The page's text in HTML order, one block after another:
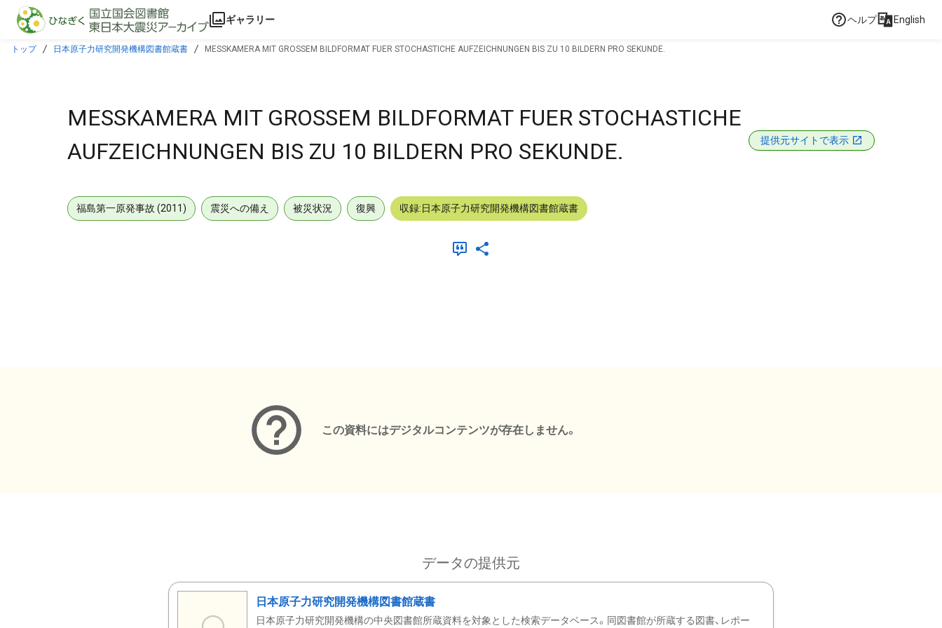
本文に飛ぶ
ギャラリー ヘルプ English
トップ 日本原子力研究開発機構図書館蔵書 MESSKAMERA MIT GROSSEM BILDFORMAT FUER STOCHASTICHE AUFZEICHNUNGEN BIS ZU 10 BILDERN PRO SEKUNDE.
MESSKAMERA MIT GROSSEM BILDFORMAT FUER STOCHASTICHE
AUFZEICHNUNGEN BIS ZU 10 BILDERN PRO SEKUNDE.
提供元サイトで表示
福島第一原発事故 (2011) 震災への備え 被災状況 復興 収録:日本原子力研究開発機構図書館蔵書
この資料にはデジタルコンテンツが存在しません。
データの提供元
日本原子力研究開発機構図書館蔵書
日本原子力研究開発機構の中央図書館所蔵資料を対象とした検索データベース。同図書館が所蔵する図書、レポー